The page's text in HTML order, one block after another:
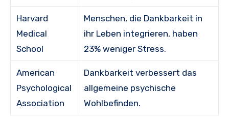
Harvard
Medical
School
Menschen, die Dankbarkeit in
ihr Leben integrieren, haben
23% weniger Stress.
American
Psychological
Association
Dankbarkeit verbessert das
allgemeine psychische
Wohlbefinden.